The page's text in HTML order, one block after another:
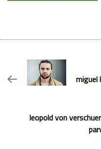
miguel
leopold von